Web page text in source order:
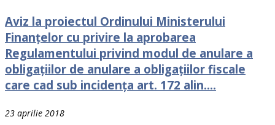
Aviz la proiectul Ordinului Ministerului
Finanţelor cu privire la aprobarea
Regulamentului privind modul de anulare a
obligaţiilor de anulare a obligaţiilor fiscale
care cad sub incidenţa art. 172 alin....
23 aprilie 2018